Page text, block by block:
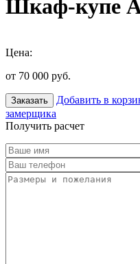
Шкаф-купе
Цена:
от 70 000 руб.
Заказать Добавить в
замерщика
Получить расчет